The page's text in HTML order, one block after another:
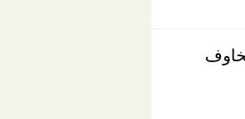
بسبب المخاوف